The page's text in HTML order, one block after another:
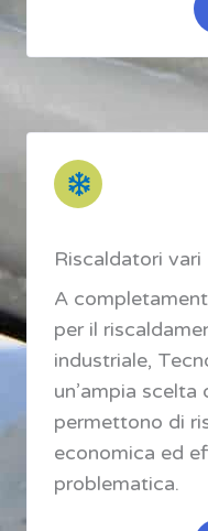
Riscaldatori vari
A
per il
industriale,
un’ampia
permettono di
economica ed
problematica.